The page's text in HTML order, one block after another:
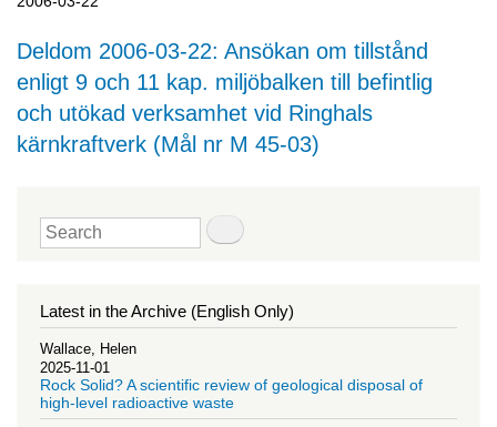
Deldom 2006-03-22: Ansökan om tillstånd
enligt 9 och 11 kap. miljöbalken till befintlig
och utökad verksamhet vid Ringhals
kärnkraftverk (Mål nr M 45-03)
Search
Latest in the Archive (English Only)
Wallace, Helen
2025-11-01
Rock Solid? A scientific review of geological disposal of
high-level radioactive waste